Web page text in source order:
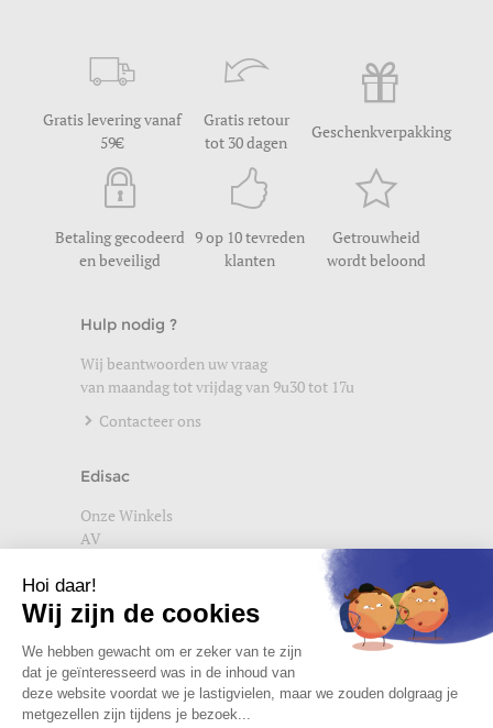
Gratis levering vanaf
59
Gratis retour
tot 30 dagen
Geschenkverpakking
Betaling gecodeerd
en beveiligd
9 op 10 tevreden
klanten
Getrouwheid
wordt beloond
Hulp nodig ?
Wij beantwoorden uw vraag
van maandag tot vrijdag van 9u30 tot 17u
Contacteer ons
Edisac
Onze Winkels
AV
Wettelijke vermeldingen
Privacybeleid
Setup Cookies
Word lid van de edisac community